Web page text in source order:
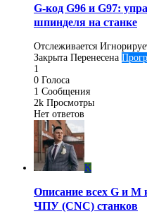
G-код G96 и G97:
шпинделя на станке
Отслеживается
Закрыта Перенесена
1
0 Голоса
1 Сообщения
2k Просмотры
Нет ответов
K
Описание всех G и
ЧПУ (CNC) станков